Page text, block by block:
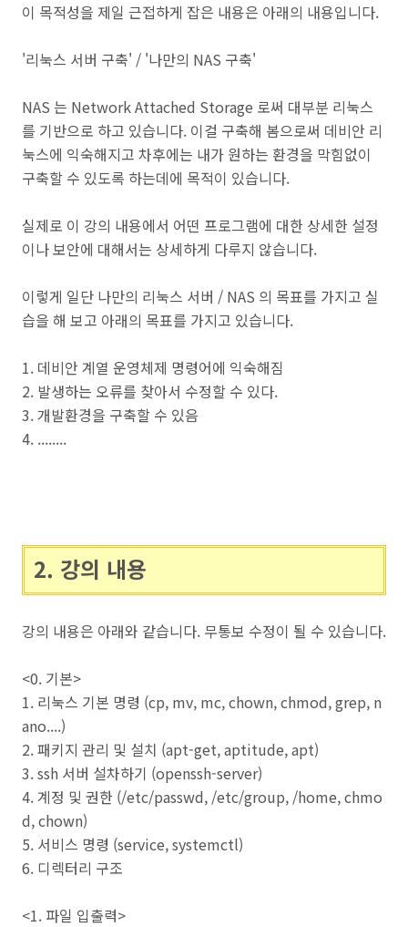
이 목적성을 제일 근접하게 잡은 내용은 아래의 내용입니다.
'리눅스 서버 구축' / '나만의 NAS 구축'
NAS 는 Network Attached Storage 로써 대부분 리눅스
를 기반으로 하고 있습니다. 이걸 구축해 봄으로써 데비안 리
눅스에 익숙해지고 차후에는 내가 원하는 환경을 막힘없이
구축할 수 있도록 하는데에 목적이 있습니다.
실제로 이 강의 내용에서 어떤 프로그램에 대한 상세한 설정
이나 보안에 대해서는 상세하게 다루지 않습니다.
이렇게 일단 나만의 리눅스 서버 / NAS 의 목표를 가지고 실
습을 해 보고 아래의 목표를 가지고 있습니다.
1. 데비안 계열 운영체제 명령어에 익숙해짐
2. 발생하는 오류를 찾아서 수정할 수 있다.
3. 개발환경을 구축할 수 있음
4. ........
2. 강의 내용
강의 내용은 아래와 같습니다. 무통보 수정이 될 수 있습니다.
<0. 기본>
1. 리눅스 기본 명령 (cp, mv, mc, chown, chmod, grep, n
ano....)
2. 패키지 관리 및 설치 (apt-get, aptitude, apt)
3. ssh 서버 설차하기 (openssh-server)
4. 계정 및 권한 (/etc/passwd, /etc/group, /home, chmo
d, chown)
5. 서비스 명령 (service, systemctl)
6. 디렉터리 구조
<1. 파일 입출력>